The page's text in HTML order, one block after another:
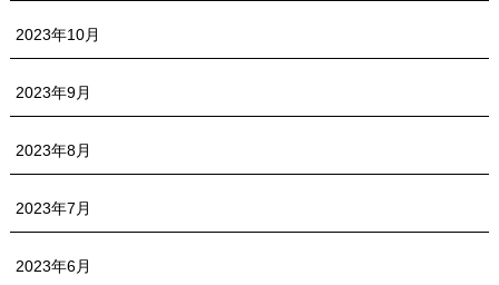
2023年10月
2023年9月
2023年8月
2023年7月
2023年6月